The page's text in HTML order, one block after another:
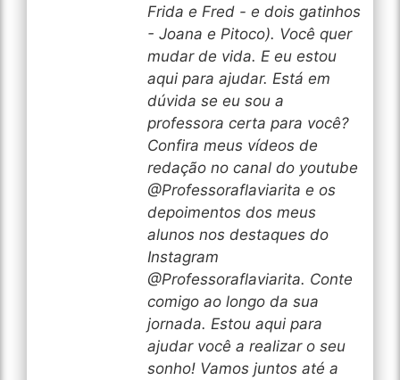
Frida e Fred - e dois gatinhos
- Joana e Pitoco). Você quer
mudar de vida. E eu estou
aqui para ajudar. Está em
dúvida se eu sou a
professora certa para você?
Confira meus vídeos de
redação no canal do youtube
@Professoraflaviarita e os
depoimentos dos meus
alunos nos destaques do
Instagram
@Professoraflaviarita. Conte
comigo ao longo da sua
jornada. Estou aqui para
ajudar você a realizar o seu
sonho! Vamos juntos até a